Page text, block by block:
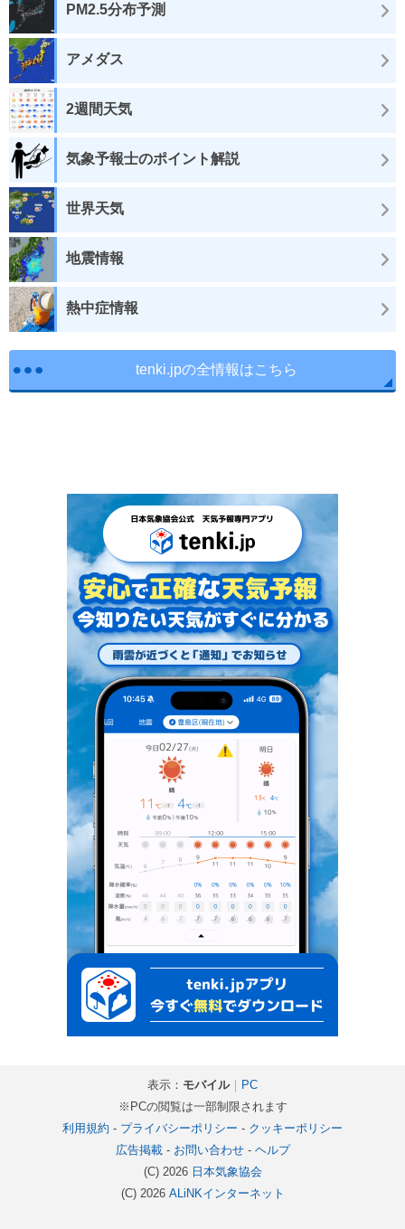
PM2.5分布予測
アメダス
2週間天気
気象予報士のポイント解説
世界天気
地震情報
熱中症情報
tenki.jpの全情報はこちら
表示： モバイル｜ PC
※PCの閲覧は一部制限されます
利用規約 - プライバシーポリシー - クッキーポリシー
広告掲載- お問い合わせ- ヘルプ
(C) 2026 日本気象協会
(C) 2026 ALiNKインターネット